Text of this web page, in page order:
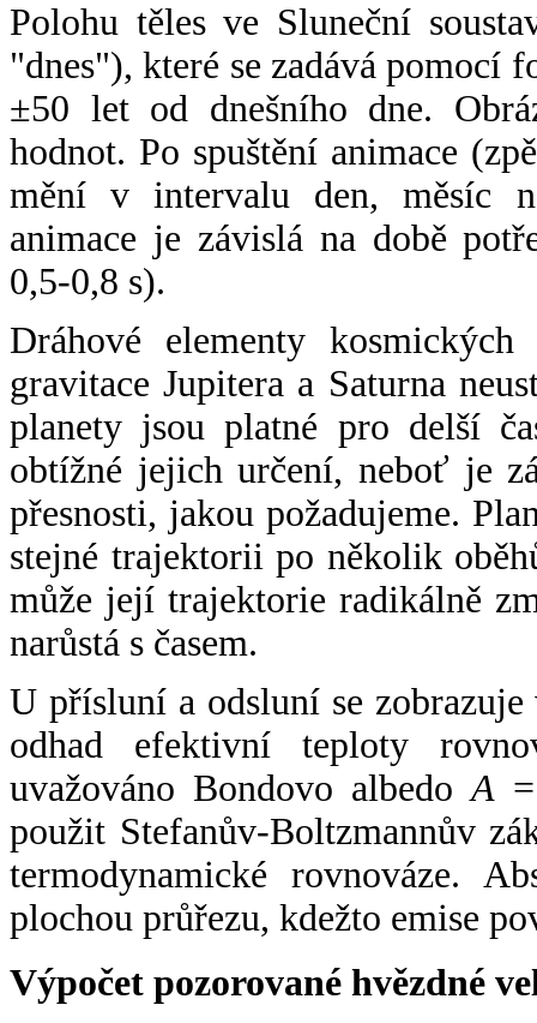
Polohu těles ve Sluneční
"dnes"), které se zadává pomocí
±50 let od dnešního dne.
hodnot. Po spuštění animace
mění v intervalu den, měsíc
animace je závislá na době
0,5-0,8 s).
Dráhové elementy
gravitace Jupitera a Saturna
planety jsou platné pro delší
obtížné jejich určení, neboť je
přesnosti, jakou požadujeme.
stejné trajektorii po několik
může její trajektorie radikálně
narůstá s časem.
U přísluní a odsluní se
odhad efektivní teploty
uvažováno Bondovo albedoA
použit Stefanův-Boltzmannův
termodynamické rovnováze.
plochou průřezu, kdežto emise
Výpočet pozorované hvězdné